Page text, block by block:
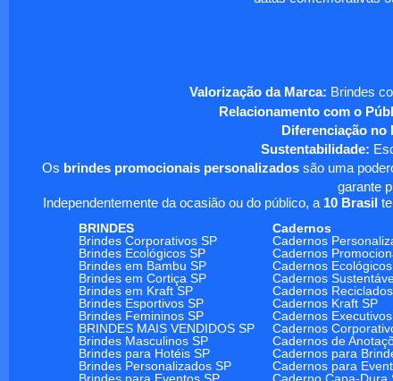
Valorização da Marca: Brindes
Relacionamento com o
Diferenciação no
Sustentabilidade:
Os brindes promocionais personalizados são uma
garante
Independentemente da ocasião ou do público, a 10 Brasil
BRINDES
Cadernos
Brindes Corporativos SP
Cadernos
Brindes Ecológicos SP
Cadernos
Brindes em Bambu SP
Cadernos
Brindes em Cortiça SP
Cadernos
Brindes em Kraft SP
Cadernos
Brindes Esportivos SP
Cadernos Kraft SP
Brindes Femininos SP
Cadernos
BRINDES MAIS VENDIDOS SP
Cadernos
Brindes Masculinos SP
Cadernos de
Brindes para Hotéis SP
Cadernos para
Brindes Personalizados SP
Cadernos para